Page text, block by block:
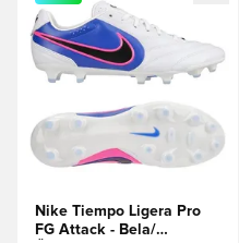
Nike Tiempo Ligera Pro
FG Attack - Bela/